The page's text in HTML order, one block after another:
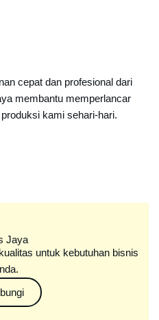
cepat dan profesional dari
membantu memperlancar
kami sehari-hari.
Jaya
untuk kebutuhan bisnis